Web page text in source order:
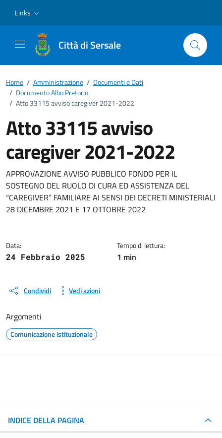
Links
Città di Sersale
Home / Amministrazione / Documenti e Dati
/ Documento Albo Pretorio
/ Atto 33115 avviso caregiver 2021-2022
Atto 33115 avviso
caregiver 2021-2022
Dettagli del documento
APPROVAZIONE AVVISO PUBBLICO FONDO PER IL
SOSTEGNO DEL RUOLO DI CURA ED ASSISTENZA DEL
“CAREGIVER” FAMILIARE AI SENSI DEI DECRETI MINISTERIALI
28 DICEMBRE 2021 E 17 OTTOBRE 2022
Data:
24 Febbraio 2025
Tempo di lettura:
1 min
Condividi Vedi azioni
Argomenti
Comunicazione istituzionale
INDICE DELLA PAGINA